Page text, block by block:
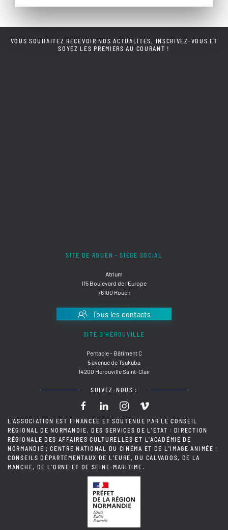
VOUS SOUHAITEZ RECEVOIR NOS ACTUALITÉS, INSCRIVEZ-VOUS ET
SOYEZ LES PREMIERS AU COURANT !
SITE DE ROUEN - SIÈGE SOCIAL
Atrium
115 Boulevard de l'Europe
76100 Rouen
Tous les contacts
SITE D'HÉROUVILLE
Pentacle - Bâtiment C
5 avenue de Tsukuba
14200 Hérouville Saint-Clair
SUIVEZ-NOUS :
L'ASSOCIATION EST FINANCÉE ET SOUTENUE PAR LE CONSEIL
RÉGIONAL DE NORMANDIE, DES SERVICES DE L'ÉTAT : DIRECTION
RÉGIONALE DES AFFAIRES CULTURELLES ET L'ACADÉMIE DE
NORMANDIE ; CENTRE NATIONAL DU CINÉMA ET DE L'IMAGE ANIMÉE ;
CONSEILS DÉPARTEMENTAUX DE L'EURE, DU CALVADOS, DE LA
MANCHE, DE L'ORNE ET DE SEINE-MARITIME.